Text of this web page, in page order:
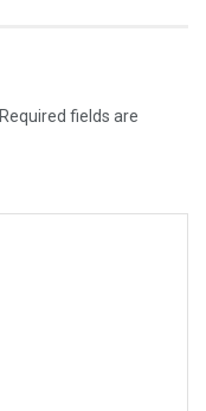
Required fields are